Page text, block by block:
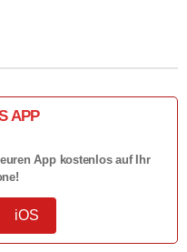
APP
App kostenlos auf Ihr
iOS